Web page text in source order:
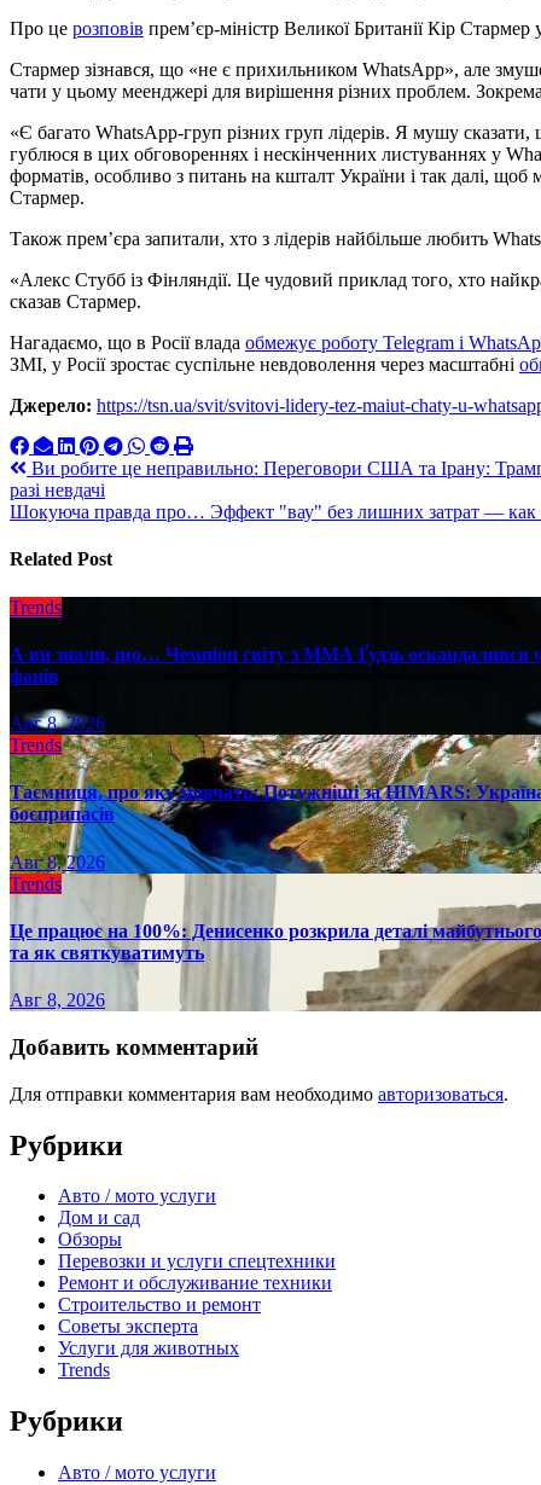
Про це розповів прем’єр-міністр Великої Британії Кір
Стармер зізнався, що «не є прихильником WhatsApp», але
чати у цьому меенджері для вирішення різних проблем.
«Є багато WhatsApp-груп різних груп лідерів. Я мушу
гублюся в цих обговореннях і нескінченних листуваннях у
форматів, особливо з питань на кшталт України і так далі,
Стармер.
Також прем’єра запитали, хто з лідерів найбільше любить
«Алекс Стубб із Фінляндії. Це чудовий приклад того, хто
сказав Стармер.
Нагадаємо, що в Росії влада обмежує роботу Telegram і
ЗМІ, у Росії зростає суспільне невдоволення через масштабні
Джерело: https://tsn.ua/svit/svitovi-lidery-tez-maiut-chaty-u-
Навигация
по
Ви робите це неправильно: Переговори США та Ірану: Трамп
разі невдачі
Шокуюча правда про… Эффект "вау" без лишних затрат — как
Related Post
Trends
А ви знали, що… Чемпіон світу з ММА Ґудзь оскандалився
фанів
Авг 8, 2026
Trends
Таємниця, про яку мовчать: Потужніші за HIMARS:
боєприпасів
Авг 8, 2026
Trends
Це працює на 100%: Денисенко розкрила деталі майбутнього
та як святкуватимуть
Авг 8, 2026
Добавить комментарий
Для отправки комментария вам необходимо авторизоваться.
Рубрики
Авто / мото услуги
Дом и сад
Обзоры
Перевозки и услуги спецтехники
Ремонт и обслуживание техники
Строительство и ремонт
Советы эксперта
Услуги для животных
Trends
Рубрики
Авто / мото услуги